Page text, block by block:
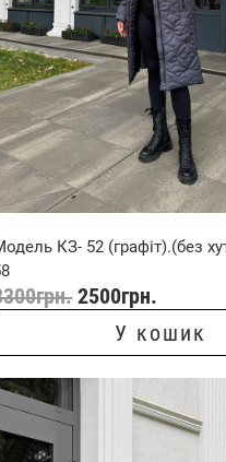
КЗ- 52 (графіт).(без
грн. 2500грн.
У кошик